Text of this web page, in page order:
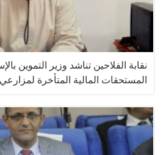
نقابة الفلاحين تناشد وزير التموين
المستحقات المالية المتأخرة